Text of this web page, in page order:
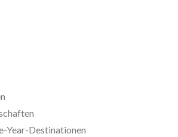
Year-Destinationen